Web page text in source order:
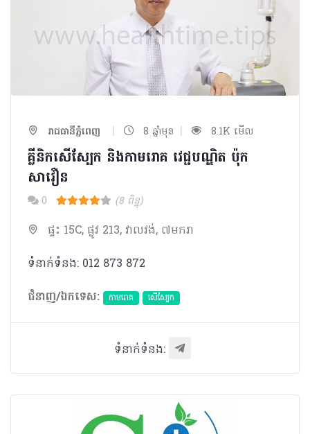
រាជធានីភ្នំពេញ | 8 ឆ្នាំមុន | 8.1K មើល
គ្លីនិកសើស្បែក និងកាមរោគ វេជ្ជបណ្ឌិត ប៉ុក
សាវឿន
0 (8 ពិន្ទុ)
ផ្ទះ 15C, ផ្លូវ 213, វាលវង់, ៧មករា
ទំនាក់ទំនង: 012 873 872
ជំនាញ/ឯកទេស:
កាមរោគ សើស្បែក
ទំនាក់ទំនង: